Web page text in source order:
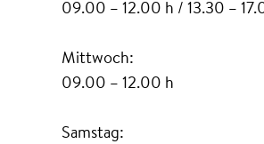
09.00 – 12.00 h / 13.30 –
Mittwoch:
09.00 – 12.00 h
Samstag: